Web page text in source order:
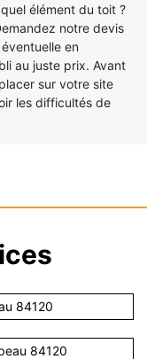
élément du toit ?
notre devis
en
au juste prix. Avant
sur votre site
les difficultés de
84120
84120